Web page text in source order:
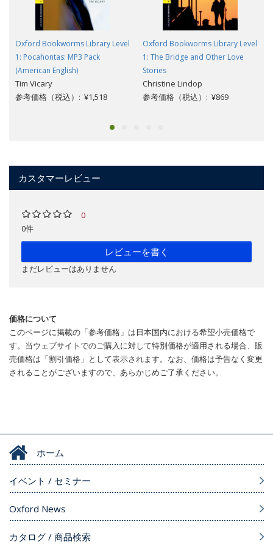
Oxford Bookworms Library Level
1: Pocahontas: MP3 Pack
(American English)
Tim Vicary
参考価格（税込）: ¥1,518
Oxford Bookworms Library Level
1: The Bridge and Other Love
Stories
Christine Lindop
参考価格（税込）: ¥869
カスタマーレビュー
0
0件
レビューを書く
まだレビューはありません
価格について
このページに掲載の「参考価格」は日本国内における希望小売価格で
す。当ウェブサイトでのご購入に対して特別価格が適用される場合、販
売価格は「割引価格」として表示されます。なお、価格は予告なく変更
されることがございますので、あらかじめご了承ください。
ホーム
イベント / セミナー
Oxford News
カタログ / 商品検索